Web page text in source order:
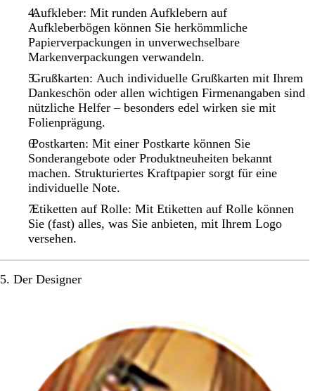
Aufkleber: Mit runden Aufklebern auf
Aufkleberbögen können Sie herkömmliche
Papierverpackungen in unverwechselbare
Markenverpackungen verwandeln.
Grußkarten: Auch individuelle Grußkarten mit Ihrem
Dankeschön oder allen wichtigen Firmenangaben sind
nützliche Helfer – besonders edel wirken sie mit
Folienprägung.
Postkarten: Mit einer Postkarte können Sie
Sonderangebote oder Produktneuheiten bekannt
machen. Strukturiertes Kraftpapier sorgt für eine
individuelle Note.
Etiketten auf Rolle: Mit Etiketten auf Rolle können
Sie (fast) alles, was Sie anbieten, mit Ihrem Logo
versehen.
5. Der Designer